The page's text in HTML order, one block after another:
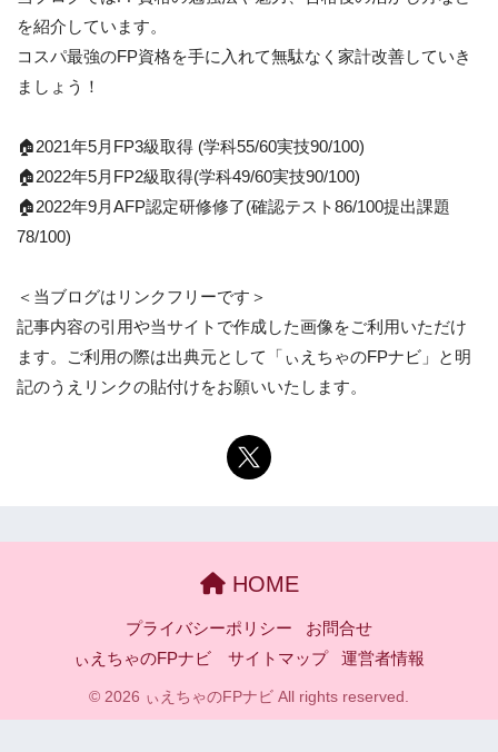
を紹介しています。
コスパ最強のFP資格を手に入れて無駄なく家計改善していき
ましょう！
🏠2021年5月FP3級取得 (学科55/60実技90/100)
🏠2022年5月FP2級取得(学科49/60実技90/100)
🏠2022年9月AFP認定研修修了(確認テスト86/100提出課題
78/100)
＜当ブログはリンクフリーです＞
記事内容の引用や当サイトで作成した画像をご利用いただけ
ます。ご利用の際は出典元として「ぃえちゃのFPナビ」と明
記のうえリンクの貼付けをお願いいたします。
HOME
プライバシーポリシー
お問合せ
ぃえちゃのFPナビ サイトマップ
運営者情報
© 2026 ぃえちゃのFPナビ All rights reserved.